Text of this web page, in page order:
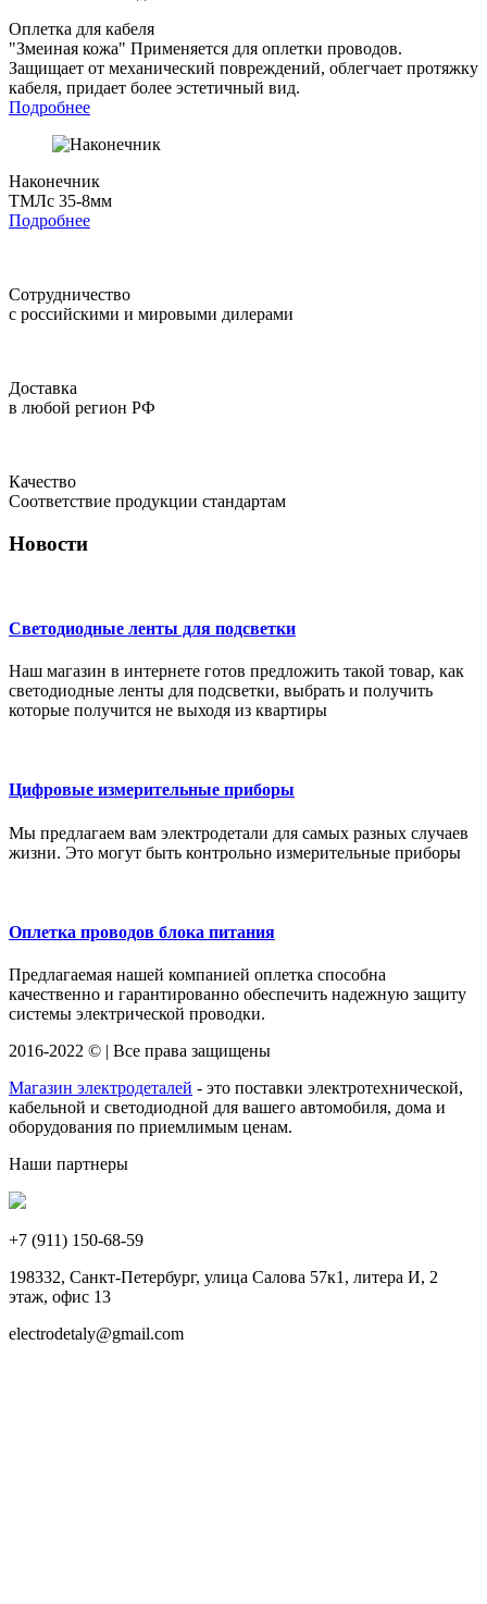
Оплетка для кабеля
"Змеиная кожа" Применяется для оплетки проводов.
Защищает от механический повреждений, облегчает протяжку
кабеля, придает более эстетичный вид.
Подробнее
Наконечник
ТМЛс 35-8мм
Подробнее
Сотрудничество
с российскими и мировыми дилерами
Доставка
в любой регион РФ
Качество
Соответствие продукции стандартам
Новости
Светодиодные ленты для подсветки
Наш магазин в интернете готов предложить такой товар, как
светодиодные ленты для подсветки, выбрать и получить
которые получится не выходя из квартиры
Цифровые измерительные приборы
Мы предлагаем вам электродетали для самых разных случаев
жизни. Это могут быть контрольно измерительные приборы
Оплетка проводов блока питания
Предлагаемая нашей компанией оплетка способна
качественно и гарантированно обеспечить надежную защиту
системы электрической проводки.
2016-2022 © | Все права защищены
Магазин электродеталей - это поставки электротехнической,
кабельной и светодиодной для вашего автомобиля, дома и
оборудования по приемлимым ценам.
Наши партнеры
+7 (911) 150-68-59
198332, Санкт-Петербург, улица Салова 57к1, литера И, 2
этаж, офис 13
electrodetaly@gmail.com